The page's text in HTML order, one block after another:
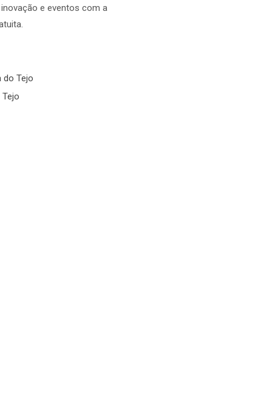
e eventos com a
do Tejo